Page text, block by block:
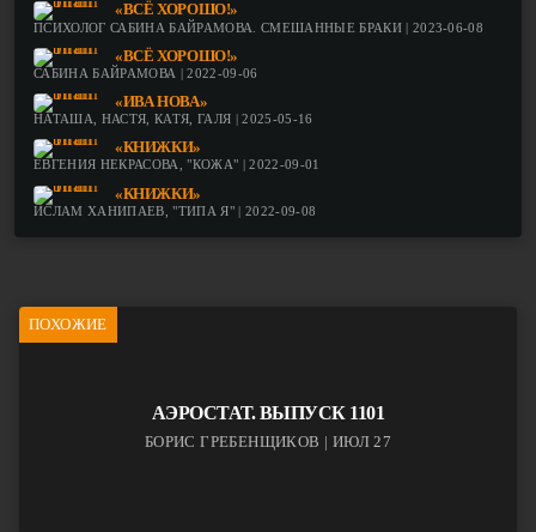
«ВСЁ ХОРОШО!»
ПСИХОЛОГ САБИНА БАЙРАМОВА. СМЕШАННЫЕ БРАКИ | 2023-06-08
«ВСЁ ХОРОШО!»
САБИНА БАЙРАМОВА | 2022-09-06
«ИВА НОВА»
НАТАША, НАСТЯ, КАТЯ, ГАЛЯ | 2025-05-16
«КНИЖКИ»
ЕВГЕНИЯ НЕКРАСОВА, "КОЖА" | 2022-09-01
«КНИЖКИ»
ИСЛАМ ХАНИПАЕВ, "ТИПА Я" | 2022-09-08
ПОХОЖИЕ
АЭРОСТАТ. ВЫПУСК 1101
БОРИС ГРЕБЕНЩИКОВ | ИЮЛ 27